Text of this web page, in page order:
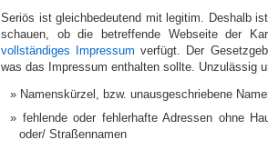
Seriös ist gleichbedeutend mit legitim. Deshalb
schauen, ob die betreffende Webseite der
vollständiges Impressum verfügt. Der
was das Impressum enthalten sollte. Unzulässig
Namenskürzel, bzw. unausgeschriebene
fehlende oder fehlerhafte Adressen ohne
oder/ Straßennamen